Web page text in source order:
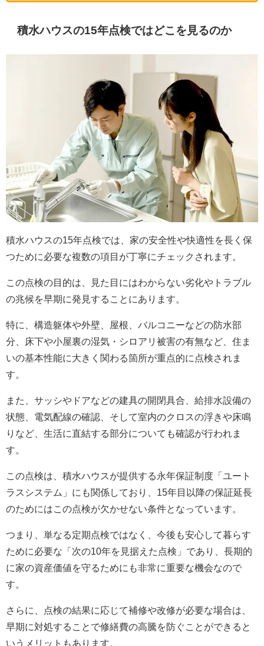
積水ハウスの15年点検ではどこを見るのか
積水ハウスの15年点検では、家の安全性や快適性を長く保
つために必要な複数の項目が丁寧にチェックされます。
この点検の目的は、見た目にはわからない劣化やトラブル
の兆候を早期に発見することにあります。
特に、構造躯体や外壁、屋根、バルコニーなどの防水部
分、床下や小屋裏の湿気・シロアリ被害の有無など、住ま
いの基本性能に大きく関わる箇所が重点的に点検されま
す。
また、サッシやドアなどの建具の開閉具合、給排水設備の
状態、電気配線の確認、そして室内のクロスの浮きや床鳴
りなど、生活に直結する部分についても確認が行われま
す。
この点検は、積水ハウスが提供する永年保証制度「ユート
ラスシステム」にも関係しており、15年目以降の保証延長
のためにはこの点検が欠かせない条件となっています。
つまり、単なる定期点検ではなく、今後も安心して暮らす
ために必要な「次の10年を見据えた点検」であり、長期的
に家の資産価値を守るためにも非常に重要な機会なので
す。
さらに、点検の結果に応じて補修や改修が必要な場合は、
早期に対処することで修繕費の高騰を防ぐことができると
いうメリットもあります。